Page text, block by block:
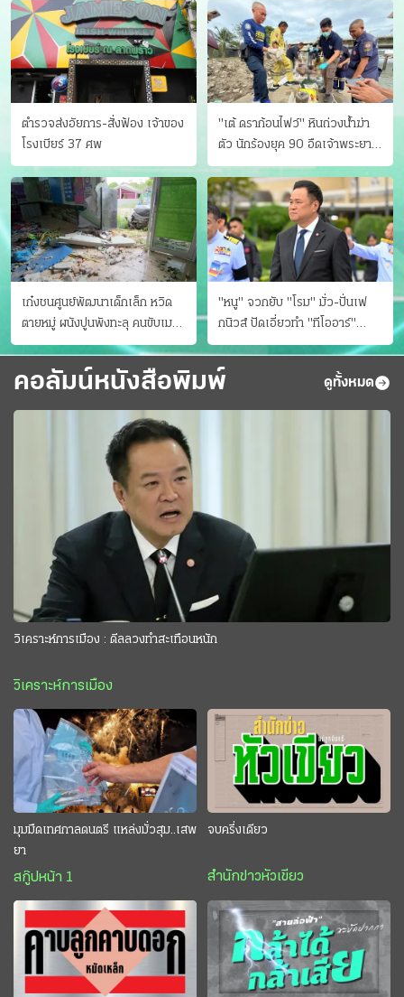
ตำรวจส่งอัยการ-สั่งฟ้อง เจ้าของ
โรงเบียร์ 37 ศพ
"เต้ ดราก้อนไฟว์" หินถ่วงน้ำฆ่า
ตัว นักร้องยุค 90 อืดเจ้าพระยา
แฟนหาตัววุ่น เครียดธุรกิจ!
เก๋งชนศูนย์พัฒนาเด็กเล็ก หวิด
ตายหมู่ ผนังปูนพังทะลุ คนขับเมา
ยา
"หนู" จวกยับ "โรม" มั่ว-ปั่นเฟ
กนิวส์ ปัดเอี่ยวทํา "ทีโออาร์"
ต้นทางโกงสอบฉาว
คอลัมน์หนังสือพิมพ์ ดูทั้งหมด
วิเคราะห์การเมือง : ดีลลวงทำสะเทือนหนัก
วิเคราะห์การเมือง
มุมมืดเทศกาลดนตรี แหล่งมั่วสุม..เสพ
ยา
สกู๊ปหน้า 1
จบครึ่งเดียว
สำนักข่าวหัวเขียว